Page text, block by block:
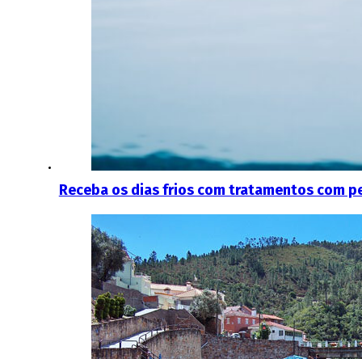
Receba os dias frios com tratamentos com